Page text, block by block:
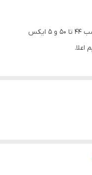
دوخت و کیفیت تضمینی، تنخور عالی، مناسب ۴۴ تا ۵۰ و ۵ ایکس